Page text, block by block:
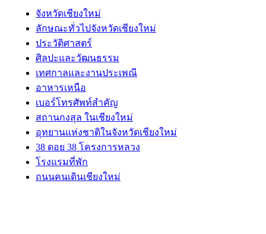
จังหวัดเชียงใหม่
ลักษณะทั่วไปจังหวัดเชียงใหม่
ประวัติศาสตร์
ศิลปะและวัฒนธรรม
เทศกาลและงานประเพณี
อาหารเหนือ
เบอร์โทรศัพท์สำคัญ
สถานกงสุล ในเชียงใหม่
อุทยานแห่งชาติในจังหวัดเชียงใหม่
38 ดอย 38 โครงการหลวง
โรงแรมที่พัก
ถนนคนเดินเชียงใหม่